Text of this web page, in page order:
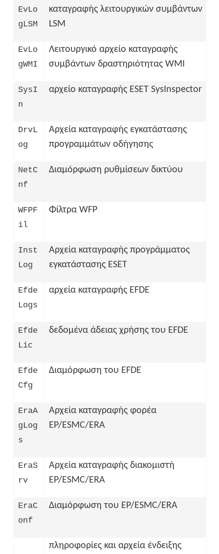
EvLo
gLSM
καταγραφής λειτουργικών συμβάντων
LSM
EvLo
gWMI
Λειτουργικό αρχείο καταγραφής
συμβάντων δραστηριότητας WMI
SysI
n
αρχείο καταγραφής ESET SysInspector
DrvL
og
Αρχεία καταγραφής εγκατάστασης
προγραμμάτων οδήγησης
NetC
nf
Διαμόρφωση ρυθμίσεων δικτύου
WFPF
il
Φίλτρα WFP
Inst
Log
Αρχεία καταγραφής προγράμματος
εγκατάστασης ESET
Efde
Logs
αρχεία καταγραφής EFDE
Efde
Lic
δεδομένα άδειας χρήσης του EFDE
Efde
Cfg
Διαμόρφωση του EFDE
EraA
gLog
s
Αρχεία καταγραφής φορέα
EP/ESMC/ERA
EraS
rv
Αρχεία καταγραφής διακομιστή
EP/ESMC/ERA
EraC
onf
Διαμόρφωση του EP/ESMC/ERA
πληροφορίες και αρχεία ένδειξης